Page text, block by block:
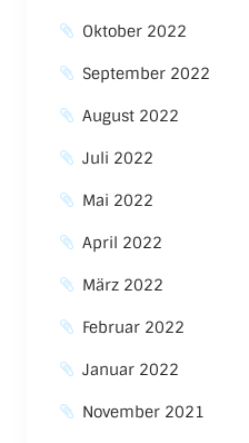
Oktober 2022
September 2022
August 2022
Juli 2022
Mai 2022
April 2022
März 2022
Februar 2022
Januar 2022
November 2021